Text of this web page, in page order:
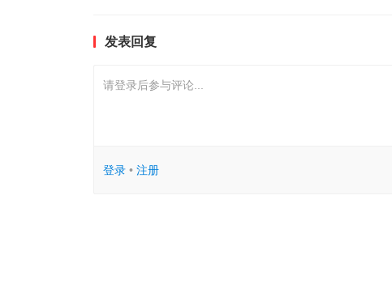
发表回复
请登录后参与评论...
登录• 注册